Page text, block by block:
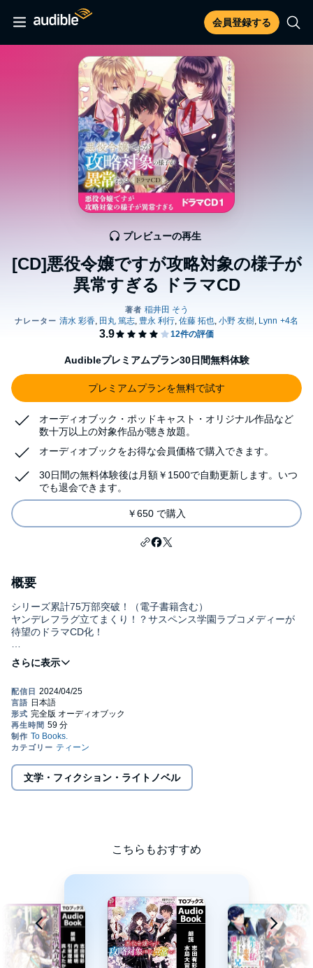
会員登録する
[CD]悪役令嬢ですが攻略対象の様子が
異常すぎる ドラマCD
プレビューの再生
Audibleプレミアムプラン30日間無料体験
プレミアムプランを無料で試す
オーディオブック・ポッドキャスト・オリジナル作品など
数十万以上の対象作品が聴き放題。
オーディオブックをお得な会員価格で購入できます。
30日間の無料体験後は月額￥1500で自動更新します。いつ
でも退会できます。
￥650 で購入
概要
シリーズ累計75万部突破！（電子書籍含む）
ヤンデレフラグ立てまくり！？サスペンス学園ラブコメディーが
待望のドラマCD化！
前世でプレイしていたゲーム『きゅんきゅんらぶすくーる』の悪
知り、奮闘し始めてから早五年。
ゲームに関わる人たちとは誰とも関わらないようにしていくはず
が、貴族学園入学後も事件や災難に巻き込まれてしまい……？
勘違いの錯綜でドキドキがとまらないっ！気付かない間に地獄絵
図のサスペンス学園ラブコメディードラマCD化
文学・フィクション・ライトノベル
こちらもおすすめ